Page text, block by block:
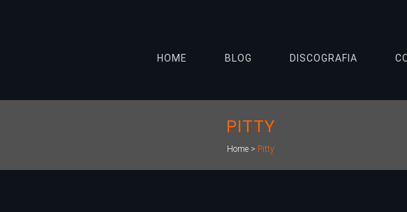
HOME BLOG DISCOGRAFIA
PITTY
Home > Pitty